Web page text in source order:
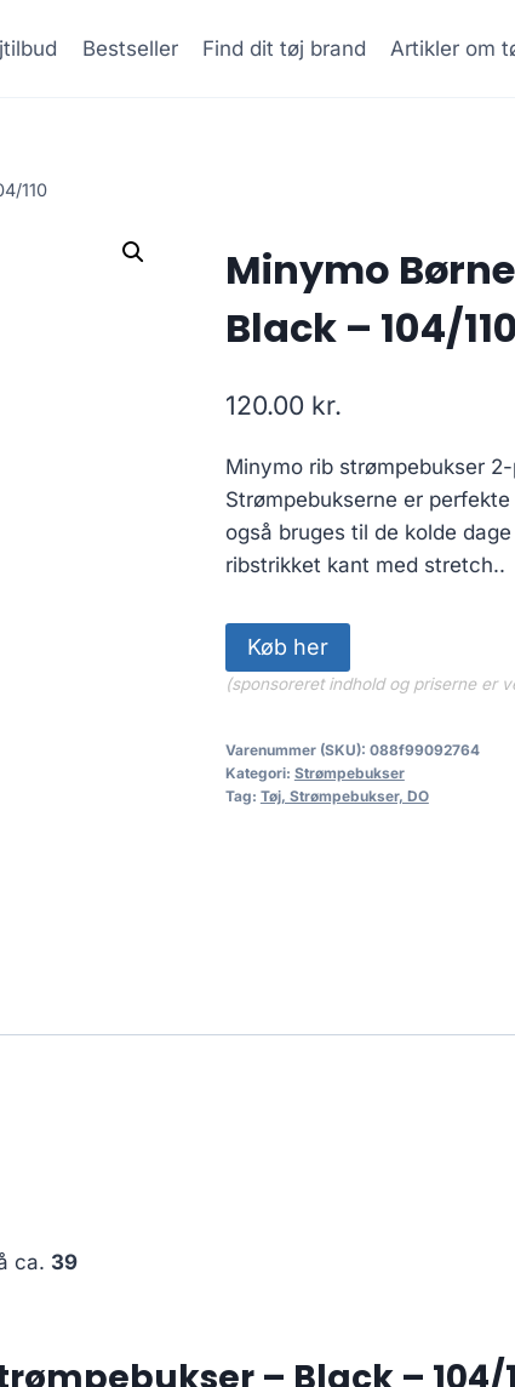
Bestseller Find dit tøj brand Artikler om
110
Minymo
Black – 104/110
120.00 kr.
Minymo rib strømpebukser
Strømpebukserne er
også bruges til de kolde
ribstrikket kant med stretch..
Køb her
(sponsoreret indhold og priserne er
Varenummer (SKU): 088f99092764
Kategori: Strømpebukser
Tag: Tøj, Strømpebukser, DO
ca. 39